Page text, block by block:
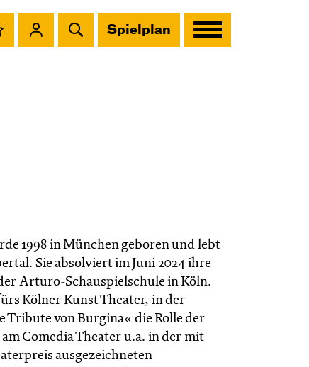
Spielplan
1998 in München geboren und lebt
Sie absolviert im Juni 2024 ihre
Arturo-Schauspielschule in Köln.
Kölner Kunst Theater, in der
Tribute von Burgina« die Rolle der
am Comedia Theater u.a. in der mit
ausgezeichneten